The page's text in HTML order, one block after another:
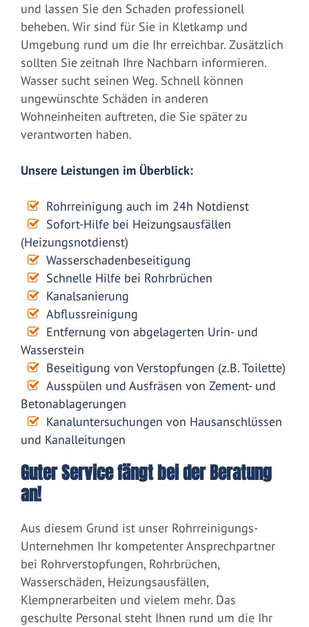
und lassen Sie den Schaden professionell
beheben. Wir sind für Sie in Kletkamp und
Umgebung rund um die Ihr erreichbar. Zusätzlich
sollten Sie zeitnah Ihre Nachbarn informieren.
Wasser sucht seinen Weg. Schnell können
ungewünschte Schäden in anderen
Wohneinheiten auftreten, die Sie später zu
verantworten haben.
Unsere Leistungen im Überblick:
Rohrreinigung auch im 24h Notdienst
Sofort-Hilfe bei Heizungsausfällen
(Heizungsnotdienst)
Wasserschadenbeseitigung
Schnelle Hilfe bei Rohrbrüchen
Kanalsanierung
Abflussreinigung
Entfernung von abgelagerten Urin- und
Wasserstein
Beseitigung von Verstopfungen (z.B. Toilette)
Ausspülen und Ausfräsen von Zement- und
Betonablagerungen
Kanaluntersuchungen von Hausanschlüssen
und Kanalleitungen
Guter Service fängt bei der Beratung
an!
Aus diesem Grund ist unser Rohrreinigungs-
Unternehmen Ihr kompetenter Ansprechpartner
bei Rohrverstopfungen, Rohrbrüchen,
Wasserschäden, Heizungsausfällen,
Klempnerarbeiten und vielem mehr. Das
geschulte Personal steht Ihnen rund um die Ihr